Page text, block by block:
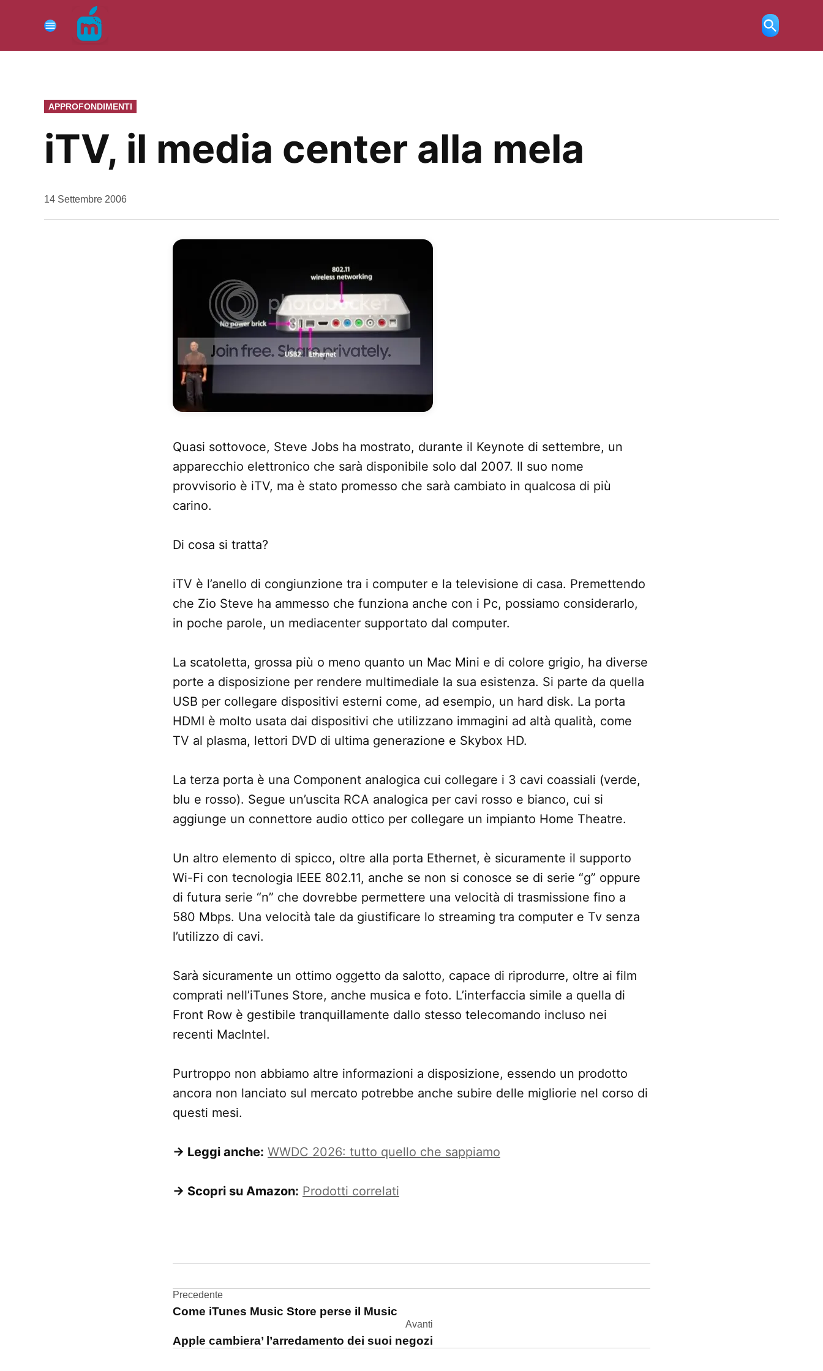
contenuto
Menu
Ricerca
aperta
PUBBLICATO
IN
APPROFONDIMENTI
iTV, il media center alla mela
da
14 Settembre 2006
Quasi sottovoce, Steve Jobs ha mostrato, durante il Keynote di settembre, un
apparecchio elettronico che sarà disponibile solo dal 2007. Il suo nome
provvisorio è iTV, ma è stato promesso che sarà cambiato in qualcosa di più
carino.
Di cosa si tratta?
iTV è l’anello di congiunzione tra i computer e la televisione di casa. Premettendo
che Zio Steve ha ammesso che funziona anche con i Pc, possiamo considerarlo,
in poche parole, un mediacenter supportato dal computer.
La scatoletta, grossa più o meno quanto un Mac Mini e di colore grigio, ha diverse
porte a disposizione per rendere multimediale la sua esistenza. Si parte da quella
USB per collegare dispositivi esterni come, ad esempio, un hard disk. La porta
HDMI è molto usata dai dispositivi che utilizzano immagini ad altà qualità, come
TV al plasma, lettori DVD di ultima generazione e Skybox HD.
La terza porta è una Component analogica cui collegare i 3 cavi coassiali (verde,
blu e rosso). Segue un’uscita RCA analogica per cavi rosso e bianco, cui si
aggiunge un connettore audio ottico per collegare un impianto Home Theatre.
Un altro elemento di spicco, oltre alla porta Ethernet, è sicuramente il supporto
Wi-Fi con tecnologia IEEE 802.11, anche se non si conosce se di serie “g” oppure
di futura serie “n” che dovrebbe permettere una velocità di trasmissione fino a
580 Mbps. Una velocità tale da giustificare lo streaming tra computer e Tv senza
l’utilizzo di cavi.
Sarà sicuramente un ottimo oggetto da salotto, capace di riprodurre, oltre ai film
comprati nell’iTunes Store, anche musica e foto. L’interfaccia simile a quella di
Front Row è gestibile tranquillamente dallo stesso telecomando incluso nei
recenti MacIntel.
Purtroppo non abbiamo altre informazioni a disposizione, essendo un prodotto
ancora non lanciato sul mercato potrebbe anche subire delle migliorie nel corso di
questi mesi.
→ Leggi anche: WWDC 2026: tutto quello che sappiamo
→ Scopri su Amazon: Prodotti correlati
Navigazione
Precedente
Come iTunes Music Store perse il Music
Avanti
Apple cambiera’ l’arredamento dei suoi negozi